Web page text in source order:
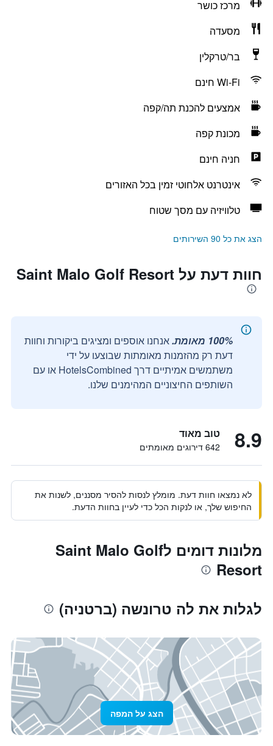
מרכז כושר
מסעדה
בר/טרקלין
Wi-Fi חינם
אמצעים להכנת תה/קפה
מכונת קפה
חניה חינם
אינטרנט אלחוטי זמין בכל האזורים
טלוויזיה עם מסך שטוח
הצג את כל 90 השירותים
חוות דעת על Saint Malo Golf Resort
100% מאומת.
אנחנו אוספים ומציגים ביקורות וחוות
דעת רק מהזמנות מאומתות שבוצעו על ידי
משתמשים אמיתיים דרך HotelsCombined או עם
השותפים החיצוניים המהימנים שלנו.
8.9 טוב מאוד
642 דירוגים מאומתים
לא נמצאו חוות דעת. מומלץ לנסות להסיר מסננים, לשנות את
החיפוש שלך, או לנקות הכל כדי לעיין בחוות הדעת.
מלונות דומים לSaint Malo Golf
Resort
לגלות את לה טרונשה (ברטניה)
הצג על המפה